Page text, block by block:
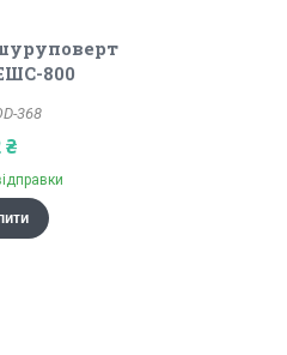
800
368
₴